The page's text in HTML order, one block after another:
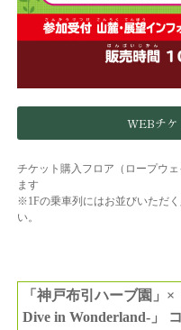
WEBチケ
チケット購入フロア（ロープウ
ます
※1Fの乗車列にはお並びいただ
い。
「神戸布引ハーブ園」
Dive in Wonderland-」